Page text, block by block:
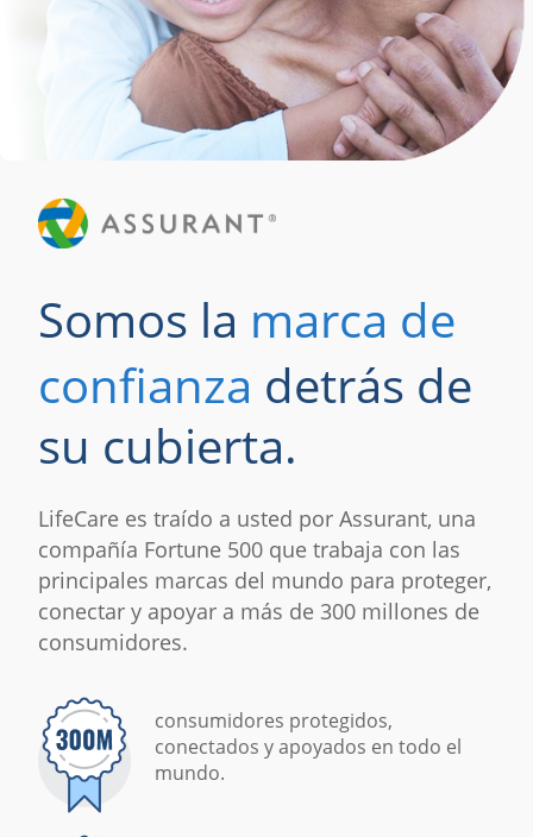
Somos la marca de
confianza detrás de
su cubierta.
LifeCare es traído a usted por Assurant, una
compañía Fortune 500 que trabaja con las
principales marcas del mundo para proteger,
conectar y apoyar a más de 300 millones de
consumidores.
consumidores protegidos,
conectados y apoyados en todo el
mundo.